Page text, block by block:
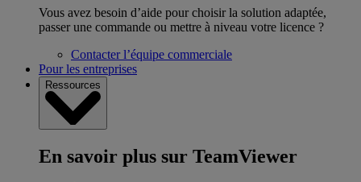
Vous avez besoin d’aide pour choisir la solution adaptée,
passer une commande ou mettre à niveau votre licence ?
Contacter l’équipe commerciale
Pour les entreprises
Ressources
En savoir plus sur TeamViewer